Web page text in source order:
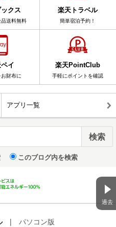
過去
クス
送料無料
楽天トラベル
簡単宿泊予約！
イ
財布に
楽天PointClub
手軽にポイントを確認
アプリ一覧
このブログ内を検索
| パソコン版